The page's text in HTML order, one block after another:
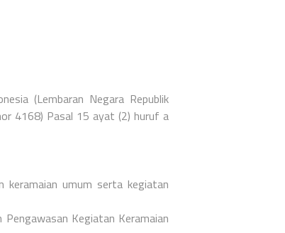
(Lembaran Negara Republik
4168) Pasal 15 ayat (2) huruf a
keramaian umum serta kegiatan
Kegiatan Keramaian